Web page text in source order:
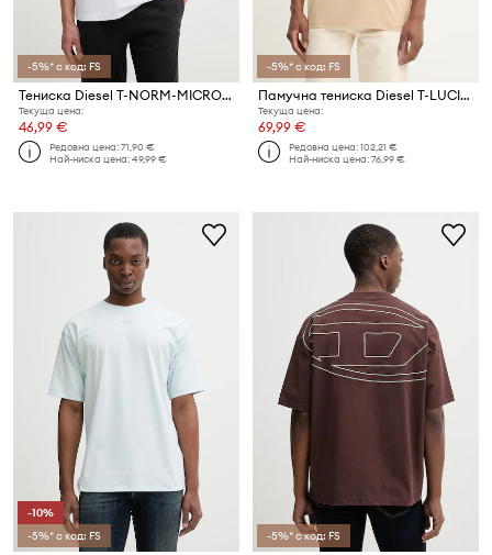
-5%* с код: FS
Тениска Diesel T-NORM-MICRODIV
Текуща цена:
46,99 €
Редовна цена:71,90 €
Най-ниска цена:49,99 €
-5%* с код: FS
Памучна тениска Diesel T-LUCIEN-IHBI
Текуща цена:
69,99 €
Редовна цена:102,21 €
Най-ниска цена:76,99 €
-10%
-5%* с код: FS
-5%* с код: FS